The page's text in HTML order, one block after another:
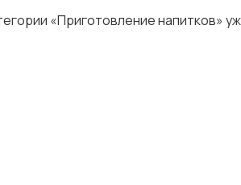
«Приготовление напитков»